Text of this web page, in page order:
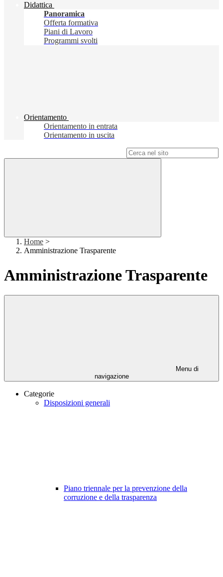
Didattica
Panoramica
Offerta formativa
Piani di Lavoro
Programmi svolti
Orientamento
Orientamento in entrata
Orientamento in uscita
Home >
Amministrazione Trasparente
Amministrazione Trasparente
Menu di
navigazione
Categorie
Disposizioni generali
Piano triennale per la prevenzione della
corruzione e della trasparenza